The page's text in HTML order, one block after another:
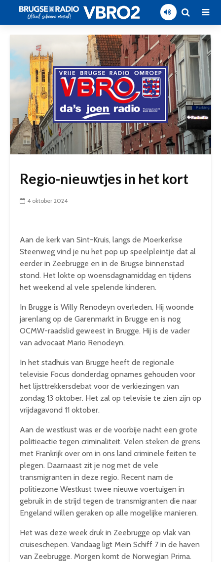
Regio-nieuwtjes in het kort
4 oktober 2024
Aan de kerk van Sint-Kruis, langs de Moerkerkse
Steenweg vind je nu het pop up speelpleintje dat al
eerder in Zeebrugge en in de Brugse binnenstad
stond. Het lokte op woensdagnamiddag en tijdens
het weekend al vele spelende kinderen.
In Brugge is Willy Renodeyn overleden. Hij woonde
jarenlang op de Garenmarkt in Brugge en is nog
OCMW-raadslid geweest in Brugge. Hij is de vader
van advocaat Mario Renodeyn.
In het stadhuis van Brugge heeft de regionale
televisie Focus donderdag opnames gehouden voor
het lijsttrekkersdebat voor de verkiezingen van
zondag 13 oktober. Het zal op televisie te zien zijn op
vrijdagavond 11 oktober.
Aan de westkust was er de voorbije nacht een grote
politieactie tegen criminaliteit. Velen steken de grens
met Frankrijk over om in ons land criminele feiten te
plegen. Daarnaast zit je nog met de vele
transmigranten in deze regio. Recent nam de
politiezone Westkust twee nieuwe voertuigen in
gebruik in de strijd tegen de transmigranten die naar
Engeland willen geraken op alle mogelijke manieren.
Het was deze week druk in Zeebrugge op vlak van
cruiseschepen. Vandaag ligt Mein Schiff 7 in de haven
van Zeebrugge. Morgen komt de Norwegian Prima.